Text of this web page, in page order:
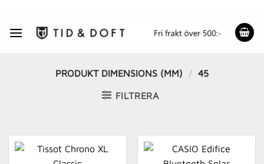
content
PRODUKT DIMENSIONS (MM) / 45
FILTRERA